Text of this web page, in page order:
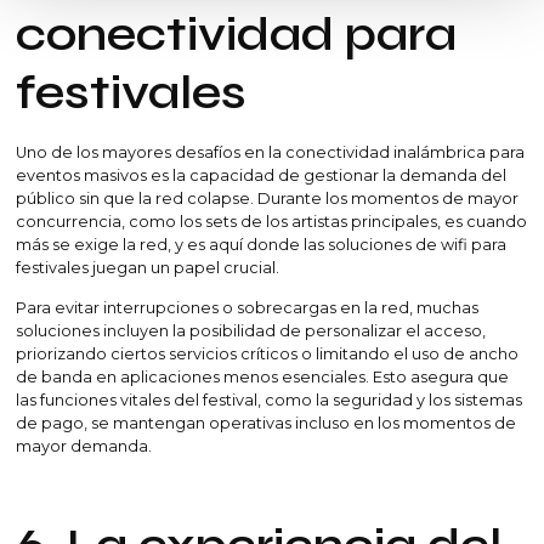
conectividad para
festivales
Uno de los mayores desafíos en la conectividad inalámbrica para
eventos masivos es la capacidad de gestionar la demanda del
público sin que la red colapse. Durante los momentos de mayor
concurrencia, como los sets de los artistas principales, es cuando
más se exige la red, y es aquí donde las soluciones de wifi para
festivales juegan un papel crucial.
Para evitar interrupciones o sobrecargas en la red, muchas
soluciones incluyen la posibilidad de personalizar el acceso,
priorizando ciertos servicios críticos o limitando el uso de ancho
de banda en aplicaciones menos esenciales. Esto asegura que
las funciones vitales del festival, como la seguridad y los sistemas
de pago, se mantengan operativas incluso en los momentos de
mayor demanda.